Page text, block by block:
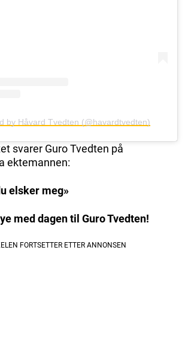
by Håvard Tvedten (@havardtvedten)
svarer Guro Tvedten på
ektemannen:
elsker meg»
med dagen til Guro Tvedten!